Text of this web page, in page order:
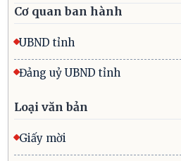
Cơ quan ban hành
UBND tỉnh
Đảng uỷ UBND tỉnh
Loại văn bản
Giấy mời